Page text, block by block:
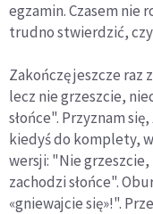
egzamin. Czasem nie
trudno stwierdzić, czy
Zakończę jeszcze raz
lecz nie grzeszcie,
słońce". Przyznam
kiedyś do komplety,
wersji: "Nie
zachodzi słońce".
«gniewajcie się»!".